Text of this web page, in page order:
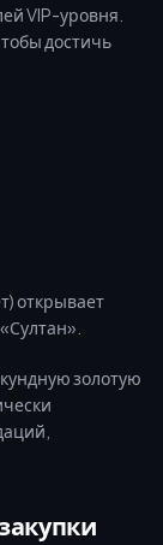
VIP-уровня.
достичь
открывает
золотую